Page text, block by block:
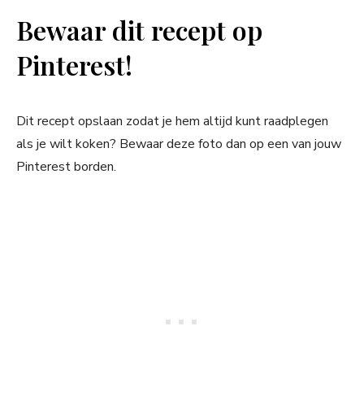
Bewaar dit recept op
Pinterest!
Dit recept opslaan zodat je hem altijd kunt raadplegen
als je wilt koken? Bewaar deze foto dan op een van jouw
Pinterest borden.